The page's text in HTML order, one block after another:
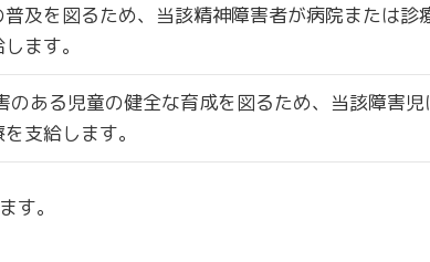
及を図るため、当該精神障害者が病院または診
ます。
のある児童の健全な育成を図るため、当該障害
支給します。
す。